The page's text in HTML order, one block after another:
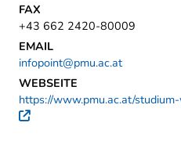
FAX
+43 662 2420-80009
EMAIL
infopoint@pmu.ac.at
WEBSEITE
https://www.pmu.ac.at/
Externer Link